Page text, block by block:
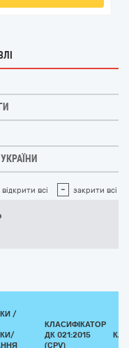
відкрити всі - закрити всі
/
КЛАСИФІКАТОР
ДК 021:2015
(CPV)